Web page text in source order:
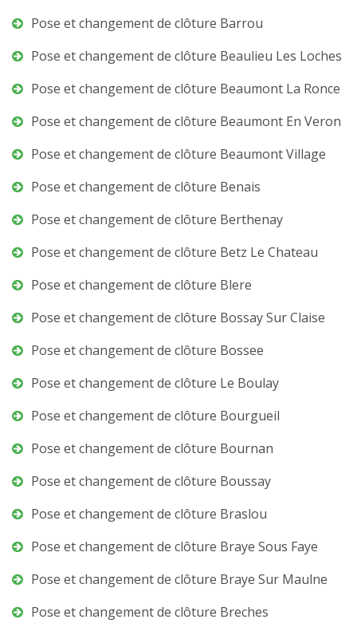
Pose et changement de clôture Barrou
Pose et changement de clôture Beaulieu Les Loches
Pose et changement de clôture Beaumont La Ronce
Pose et changement de clôture Beaumont En Veron
Pose et changement de clôture Beaumont Village
Pose et changement de clôture Benais
Pose et changement de clôture Berthenay
Pose et changement de clôture Betz Le Chateau
Pose et changement de clôture Blere
Pose et changement de clôture Bossay Sur Claise
Pose et changement de clôture Bossee
Pose et changement de clôture Le Boulay
Pose et changement de clôture Bourgueil
Pose et changement de clôture Bournan
Pose et changement de clôture Boussay
Pose et changement de clôture Braslou
Pose et changement de clôture Braye Sous Faye
Pose et changement de clôture Braye Sur Maulne
Pose et changement de clôture Breches